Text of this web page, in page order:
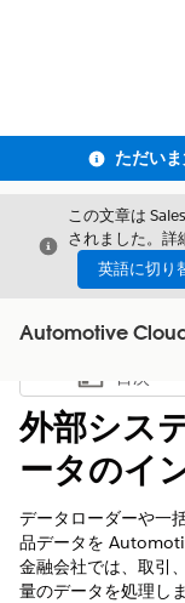
閉じる
この文章は
されました。詳
英語に切り
Automotive Cloud
目次を表示
目次
外部シス
ータのイ
データローダーや一
品データを
金融会社では、取引
量のデータを処理し